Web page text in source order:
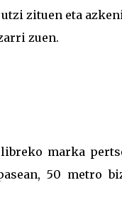
utzi zituen eta
zuen.
libreko marka
50 metro